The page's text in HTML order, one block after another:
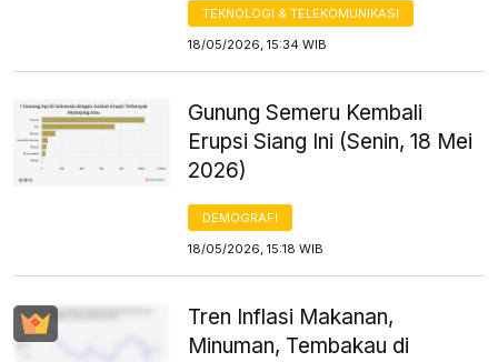
TEKNOLOGI & TELEKOMUNIKASI
18/05/2026, 15:34 WIB
Gunung Semeru Kembali
Erupsi Siang Ini (Senin, 18 Mei
2026)
DEMOGRAFI
18/05/2026, 15:18 WIB
Tren Inflasi Makanan,
Minuman, Tembakau di